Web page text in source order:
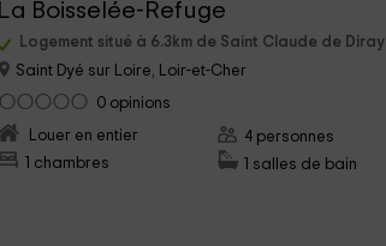
La Boisselée-Refuge
Logement situé à 6.3km de Saint Claude de Diray
Saint Dyé sur Loire, Loir-et-Cher
0 opinions
Louer en entier
1 chambres
4 personnes
1 salles de bain